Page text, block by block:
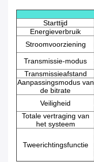
Starttijd
Energieverbruik
Stroomvoorziening
Transmissie-modus
Transmissieafstand
Aanpassingsmodus van
de bitrate
Veiligheid
Totale vertraging van
het systeem
Tweerichtingsfunctie